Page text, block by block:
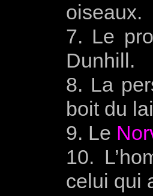
oiseaux.
7. Le
Dunhill.
8. La
boit du
9. Le
10.
celui qui